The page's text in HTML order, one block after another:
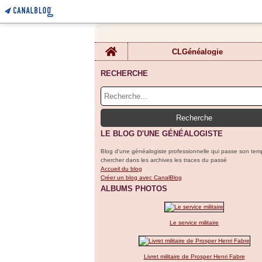
Home
CLGénéalogie
RECHERCHE
LE BLOG D'UNE GÉNÉALOGISTE
Blog d'une généalogiste professionnelle qui passe son
chercher dans les archives les traces du passé
Accueil du blog
Créer un blog avec CanalBlog
ALBUMS PHOTOS
Le service militaire
Livret militaire de Prosper Henri Fabre